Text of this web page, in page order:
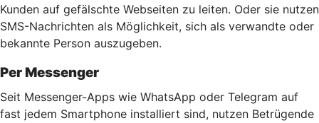
Kunden auf gefälschte Webseiten zu leiten. Oder sie nutzen
SMS-Nachrichten als Möglichkeit, sich als verwandte oder
bekannte Person auszugeben.
Per Messenger
Seit Messenger-Apps wie WhatsApp oder Telegram auf
fast jedem Smartphone installiert sind, nutzen Betrügende